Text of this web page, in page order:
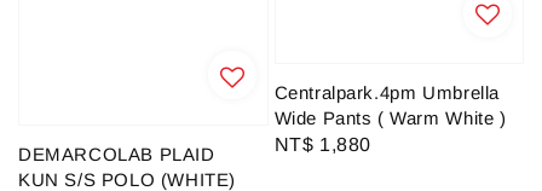
DEMARCOLAB PLAID
KUN S/S POLO (WHITE)
Centralpark.4pm Umbrella
Wide Pants ( Warm White )
Regular
NT$ 1,880